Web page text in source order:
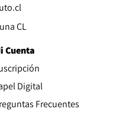
Opens in new window
CLOpens in new window
Cuenta
DigitalOpens in new
Frecuentes